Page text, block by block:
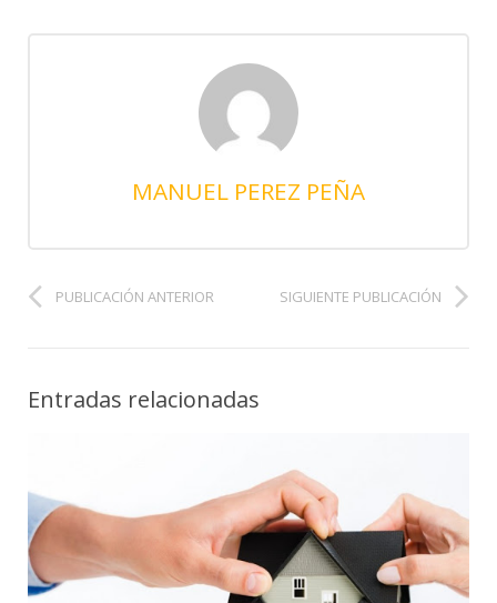
MANUEL PEREZ PEÑA
PUBLICACIÓN ANTERIOR SIGUIENTE PUBLICACIÓN
Entradas relacionadas